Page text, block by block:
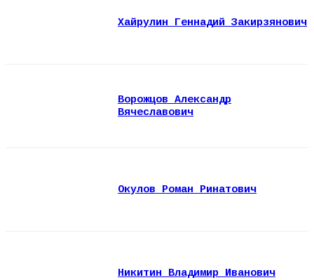
Хайрулин Геннадий Закирзянович
Ворожцов Александр
Вячеславович
Окулов Роман Ринатович
Никитин Владимир Иванович